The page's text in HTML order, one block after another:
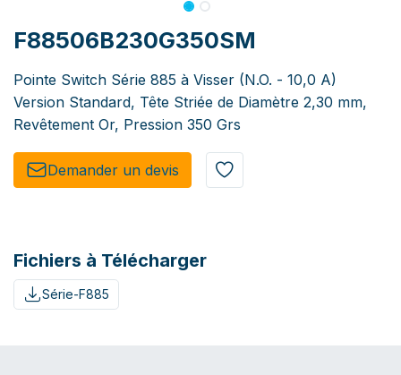
F88506B230G350SM
Pointe Switch Série 885 à Visser (N.O. - 10,0 A)
Version Standard, Tête Striée de Diamètre 2,30 mm,
Revêtement Or, Pression 350 Grs
Demander un de​​vis​​
Fichiers à Télécharger
Série-F885